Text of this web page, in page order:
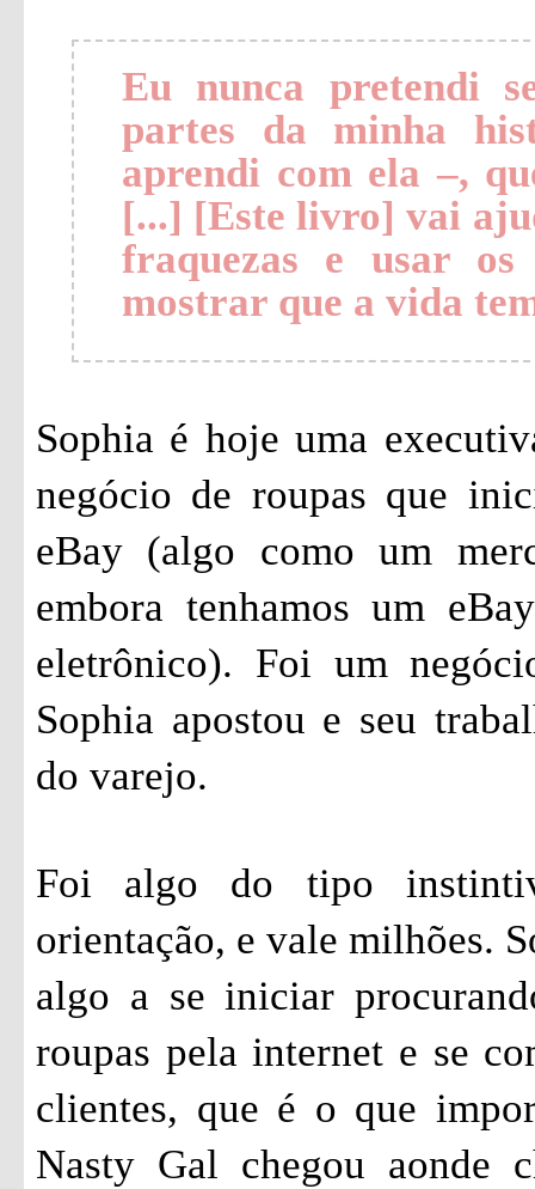
Eu nunca pretendi
partes da minha
aprendi com ela –,
[...] [Este livro] vai
fraquezas e usar
mostrar que a vida
Sophia é hoje uma
negócio de roupas que
eBay (algo como um
embora tenhamos um
eletrônico). Foi um
Sophia apostou e seu
do varejo.
Foi algo do tipo
orientação, e vale milhões.
algo a se iniciar
roupas pela internet e se
clientes, que é o que
Nasty Gal chegou aonde